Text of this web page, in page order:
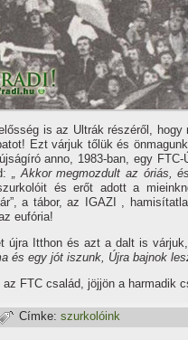
is az Ultrák részéről,
Ezt várjuk tőlük és
anno, 1983-ban, egy
„ Akkor megmozdult az óriás,
és erőt adott a
a tábor, az IGAZI ,
eufória!
újra Itthon és azt a dalt is
és egy jót iszunk, Újra bajnok
FTC család, jöjjön a harmadik
Címke: szurkolóink